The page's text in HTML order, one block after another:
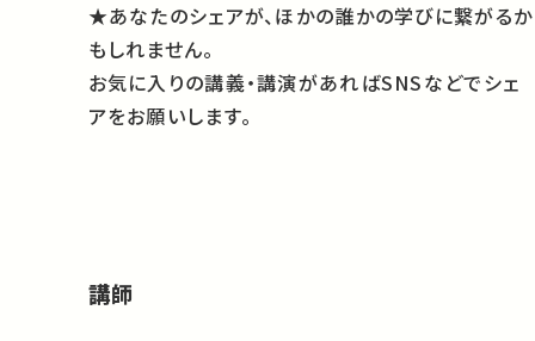
★あなたのシェアが、ほかの誰かの学びに繋がるか
もしれません。
お気に入りの講義・講演があればSNSなどでシェ
アをお願いします。
講師